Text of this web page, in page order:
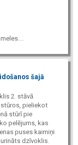
šajā
2. stāvā
stūros, pieliekot
stūrī pie
pelējums, kas
puses kaimiņi
dzīvoklis.